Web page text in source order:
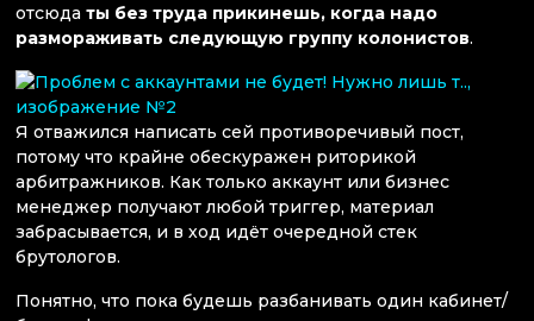
отсюда ты без труда прикинешь, когда надо
размораживать следующую группу колонистов.
Я отважился написать сей противоречивый пост,
потому что крайне обескуражен риторикой
арбитражников. Как только аккаунт или бизнес
менеджер получают любой триггер, материал
забрасывается, и в ход идёт очередной стек
брутологов.
Понятно, что пока будешь разбанивать один кабинет/